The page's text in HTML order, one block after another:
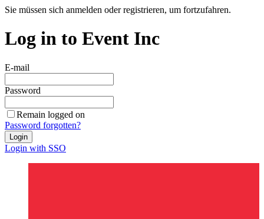
Sie müssen sich anmelden oder registrieren, um fortzufahren.
Log in to Event Inc
E-mail
Password
Remain logged on
Password forgotten?
Login
Login with SSO